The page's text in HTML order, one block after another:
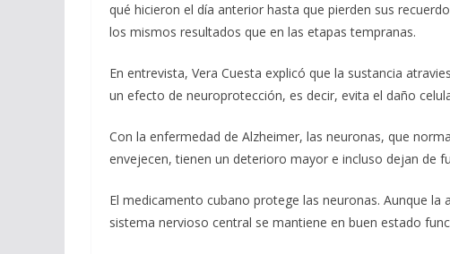
qué hicieron el día anterior hasta que pierden sus
los mismos resultados que en las etapas tempranas.
En entrevista, Vera Cuesta explicó que la sustancia
un efecto de neuroprotección, es decir, evita el daño
Con la enfermedad de Alzheimer, las neuronas, que
envejecen, tienen un deterioro mayor e incluso dejan de
El medicamento cubano protege las neuronas. Aunque
sistema nervioso central se mantiene en buen estado